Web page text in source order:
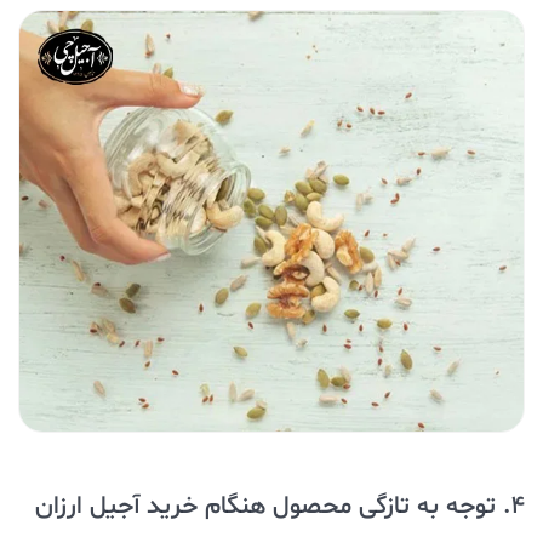
4. توجه به تازگی محصول هنگام خرید آجیل ارزان